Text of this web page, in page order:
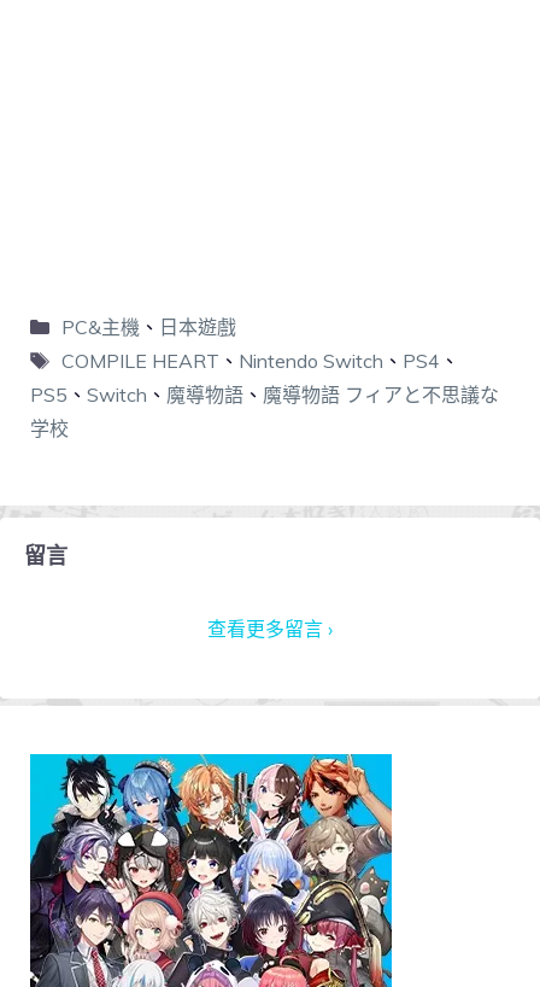
PC&主機 、 日本遊戲
COMPILE HEART 、 Nintendo Switch 、 PS4 、
PS5 、 Switch 、 魔導物語 、 魔導物語 フィアと不思議な
学校
留言
查看更多留言 ›